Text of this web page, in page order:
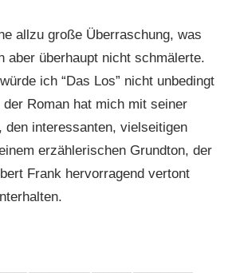
allzu große Überraschung, was
aber überhaupt nicht schmälerte.
ich “Das Los” nicht unbedingt
der Roman hat mich mit seiner
den interessanten, vielseitigen
erzählerischen Grundton, der
Frank hervorragend vertont